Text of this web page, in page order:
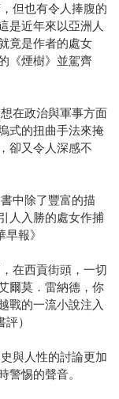
但也有令人捧腹的
是近年來以亞洲人
竟是作者的處女
《煙樹》並駕齊
在政治與軍事方面
式的扭曲手法來掩
卻又令人深感不
中除了豐富的描
人入勝的處女作捕
報》
在西貢街頭，一切
爾莫．雷納德，你
戰的一流小說注入
）
與人性的討論更加
警惕的聲音。